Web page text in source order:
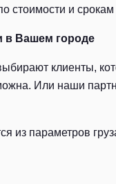
и срокам
в Вашем городе
клиенты,
Или наши
из параметров